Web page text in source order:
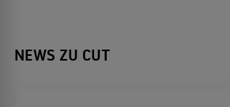
NEWS ZU CUT